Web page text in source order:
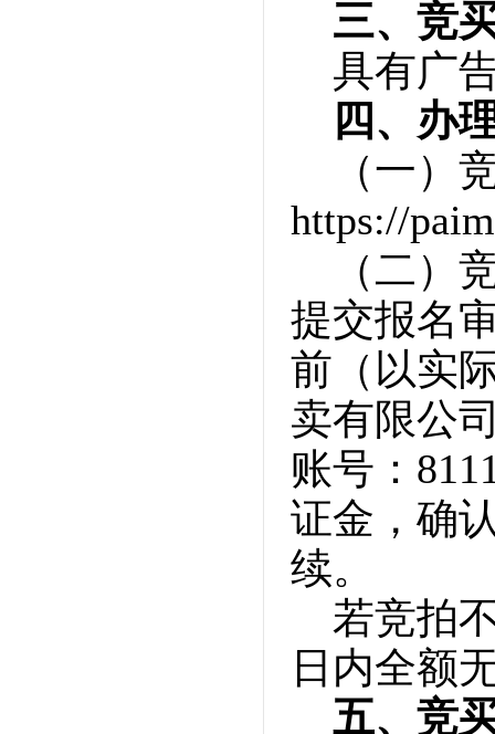
三、竞
具有广
四、办
（一）
https://
（二）
提交报名
前（以实
卖有限公
账号：
证金，确
续。
若竞拍
日内全额
五、竞